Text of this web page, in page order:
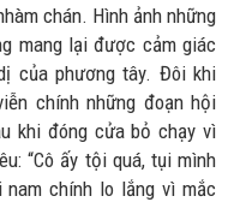
chán. Hình ảnh những
mang lại được cảm giác
của phương tây. Đôi khi
chính những đoạn hội
khi đóng cửa bỏ chạy vì
“Cô ấy tội quá, tụi mình
nam chính lo lắng vì mắc